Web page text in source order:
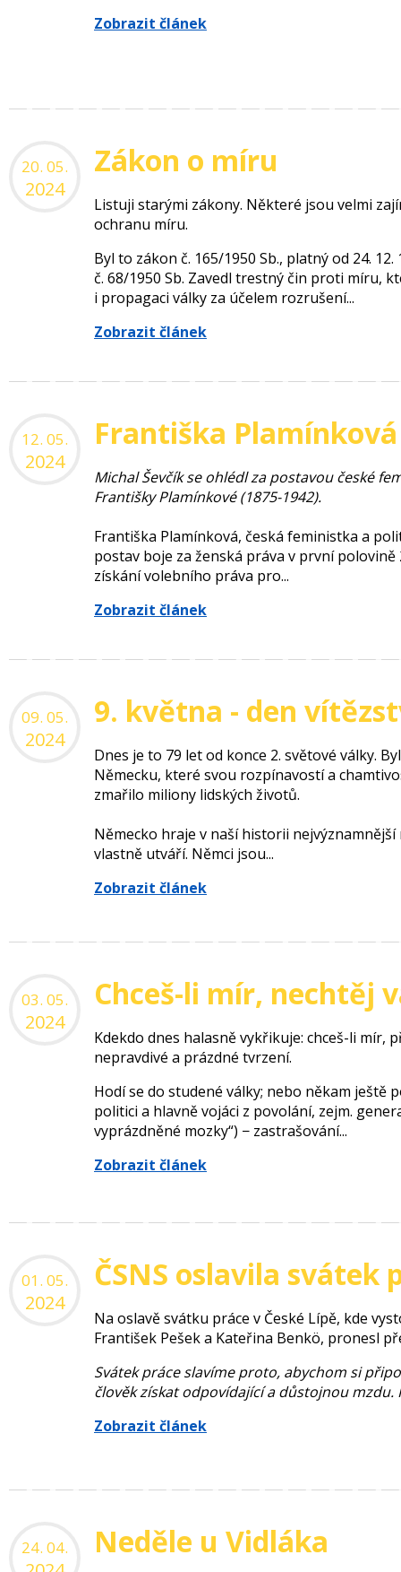
Zobrazit článek
20. 05.
2024
Zákon o míru
Listuji starými zákony. Některé jsou velmi
ochranu míru.
Byl to zákon č. 165/1950 Sb., platný od 24.
č. 68/1950 Sb. Zavedl trestný čin proti míru,
i propagaci války za účelem rozrušení...
Zobrazit článek
12. 05.
2024
Františka
Michal Ševčík se ohlédl za postavou české
Františky Plamínkové (1875-1942).
Františka Plamínková, česká feministka a
postav boje za ženská práva v první polovině
získání volebního práva pro...
Zobrazit článek
09. 05.
2024
9. května - den
Dnes je to 79 let od konce 2. světové války.
Německu, které svou rozpínavostí a
zmařilo miliony lidských životů.
Německo hraje v naší historii
vlastně utváří. Němci jsou...
Zobrazit článek
03. 05.
2024
Chceš-li mír, nechtěj
Kdekdo dnes halasně vykřikuje: chceš-li mír,
nepravdivé a prázdné tvrzení.
Hodí se do studené války; nebo někam ještě
politici a hlavně vojáci z povolání, zejm.
vyprázdněné mozky“) − zastrašování...
Zobrazit článek
01. 05.
2024
ČSNS oslavila svátek
Na oslavě svátku práce v České Lípě, kde
František Pešek a Kateřina Benkö, pronesl
Svátek práce slavíme proto, abychom si
člověk získat odpovídající a důstojnou mzdu.
Zobrazit článek
24. 04. Neděle u Vidláka